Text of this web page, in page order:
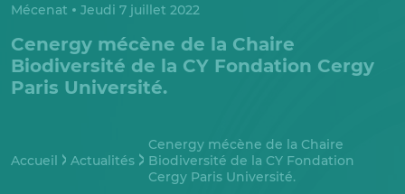
Mécenat Jeudi 7 juillet 2022
Cenergy mécène de la Chaire
Biodiversité de la CY Fondation Cergy
Paris Université.
Accueil Actualités
Cenergy mécène de la Chaire
Biodiversité de la CY Fondation
Cergy Paris Université.